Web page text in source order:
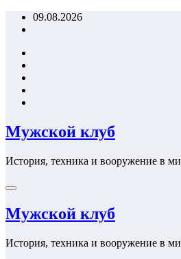
Перейти09.08.2026
Мужской клуб
История, техника и вооружение в
Мужской клуб
История, техника и вооружение в